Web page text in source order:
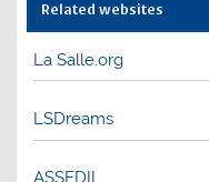
Related websites
La Salle.org
LSDreams